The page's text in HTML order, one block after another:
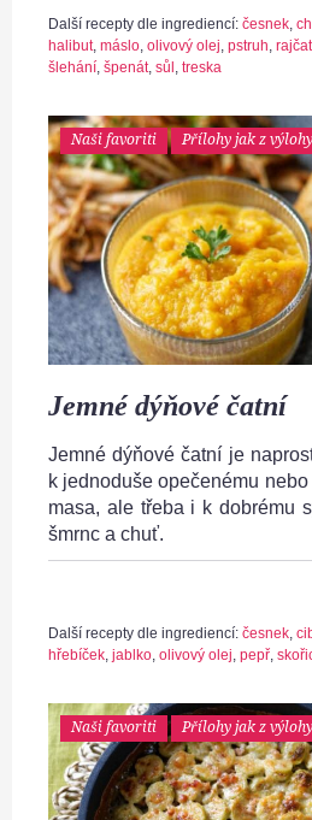
Další recepty dle ingrediencí: česnek
halibut, máslo olivový olej pstruh
šlehání špenát, sůl treska
Naši favoriti Přílohy jak z výlohy
Jemné dýňové čatní
Jemné dýňové čatní je
k jednoduše opečenému
masa, ale třeba i k dobrému
šmrnc a chuť.
Další recepty dle ingrediencí: česnek,
hřebíček, jablko, olivový olej, pepř,
Naši favoriti Přílohy jak z výlohy